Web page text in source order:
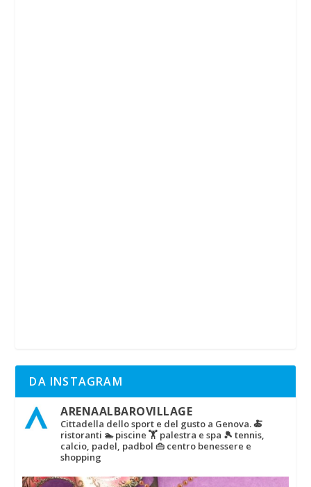
DA INSTAGRAM
ARENAALBAROVILLAGE
Cittadella dello sport e del gusto a Genova.🍝
ristoranti 🏊 piscine 🏋‍ palestra e spa 🎾 tennis,
calcio, padel, padbol 👜 centro benessere e
shopping